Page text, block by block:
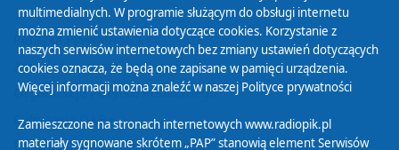
Polityka Prywatności
Zasady korzystania z Serwisu
Organizacje Pożytku Publicznego
Cyfryzacja DAB+
Polityka ochrony danych osobowych
multimedialnych. W programie służącym do obsługi internetu
można zmienić ustawienia dotyczące cookies. Korzystanie z
naszych serwisów internetowych bez zmiany ustawień dotyczących
cookies oznacza, że będą one zapisane w pamięci urządzenia.
Więcej informacji można znaleźć w naszej Polityce prywatności
Zamieszczone na stronach internetowych www.radiopik.pl
materiały sygnowane skrótem „PAP” stanowią element Serwisów